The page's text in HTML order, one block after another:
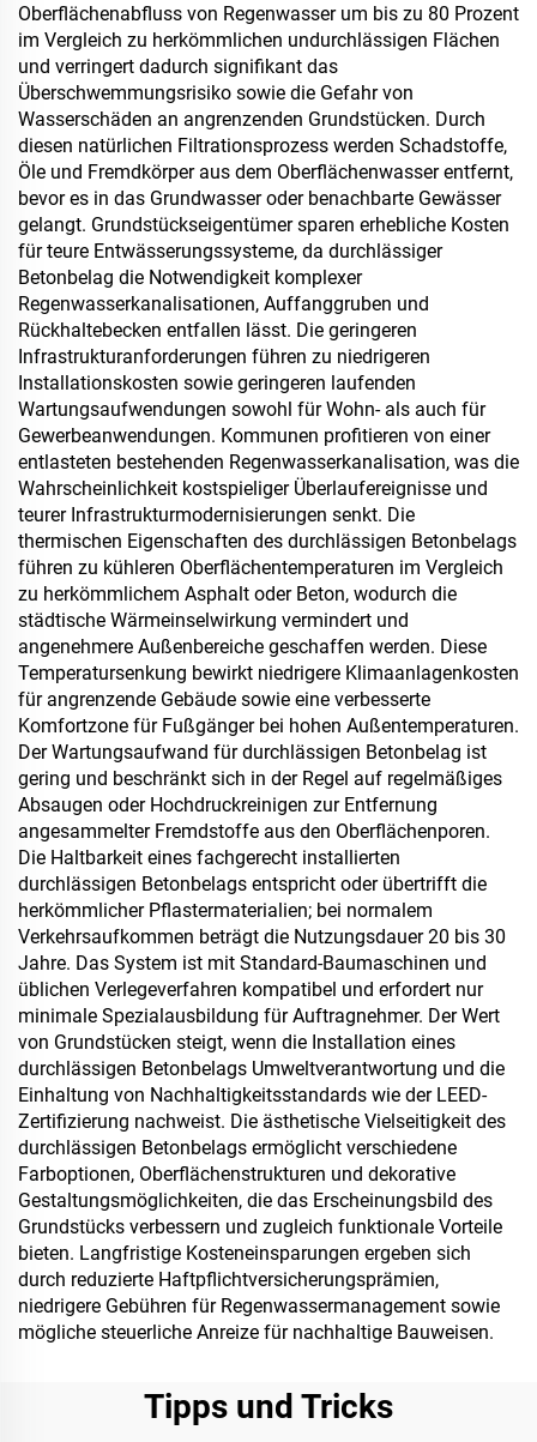
Oberflächenabfluss von Regenwasser um bis zu 80 Prozent
im Vergleich zu herkömmlichen undurchlässigen Flächen
und verringert dadurch signifikant das
Überschwemmungsrisiko sowie die Gefahr von
Wasserschäden an angrenzenden Grundstücken. Durch
diesen natürlichen Filtrationsprozess werden Schadstoffe,
Öle und Fremdkörper aus dem Oberflächenwasser entfernt,
bevor es in das Grundwasser oder benachbarte Gewässer
gelangt. Grundstückseigentümer sparen erhebliche Kosten
für teure Entwässerungssysteme, da durchlässiger
Betonbelag die Notwendigkeit komplexer
Regenwasserkanalisationen, Auffanggruben und
Rückhaltebecken entfallen lässt. Die geringeren
Infrastrukturanforderungen führen zu niedrigeren
Installationskosten sowie geringeren laufenden
Wartungsaufwendungen sowohl für Wohn- als auch für
Gewerbeanwendungen. Kommunen profitieren von einer
entlasteten bestehenden Regenwasserkanalisation, was die
Wahrscheinlichkeit kostspieliger Überlaufereignisse und
teurer Infrastrukturmodernisierungen senkt. Die
thermischen Eigenschaften des durchlässigen Betonbelags
führen zu kühleren Oberflächentemperaturen im Vergleich
zu herkömmlichem Asphalt oder Beton, wodurch die
städtische Wärmeinselwirkung vermindert und
angenehmere Außenbereiche geschaffen werden. Diese
Temperatursenkung bewirkt niedrigere Klimaanlagenkosten
für angrenzende Gebäude sowie eine verbesserte
Komfortzone für Fußgänger bei hohen Außentemperaturen.
Der Wartungsaufwand für durchlässigen Betonbelag ist
gering und beschränkt sich in der Regel auf regelmäßiges
Absaugen oder Hochdruckreinigen zur Entfernung
angesammelter Fremdstoffe aus den Oberflächenporen.
Die Haltbarkeit eines fachgerecht installierten
durchlässigen Betonbelags entspricht oder übertrifft die
herkömmlicher Pflastermaterialien; bei normalem
Verkehrsaufkommen beträgt die Nutzungsdauer 20 bis 30
Jahre. Das System ist mit Standard-Baumaschinen und
üblichen Verlegeverfahren kompatibel und erfordert nur
minimale Spezialausbildung für Auftragnehmer. Der Wert
von Grundstücken steigt, wenn die Installation eines
durchlässigen Betonbelags Umweltverantwortung und die
Einhaltung von Nachhaltigkeitsstandards wie der LEED-
Zertifizierung nachweist. Die ästhetische Vielseitigkeit des
durchlässigen Betonbelags ermöglicht verschiedene
Farboptionen, Oberflächenstrukturen und dekorative
Gestaltungsmöglichkeiten, die das Erscheinungsbild des
Grundstücks verbessern und zugleich funktionale Vorteile
bieten. Langfristige Kosteneinsparungen ergeben sich
durch reduzierte Haftpflichtversicherungsprämien,
niedrigere Gebühren für Regenwassermanagement sowie
mögliche steuerliche Anreize für nachhaltige Bauweisen.
Tipps und Tricks